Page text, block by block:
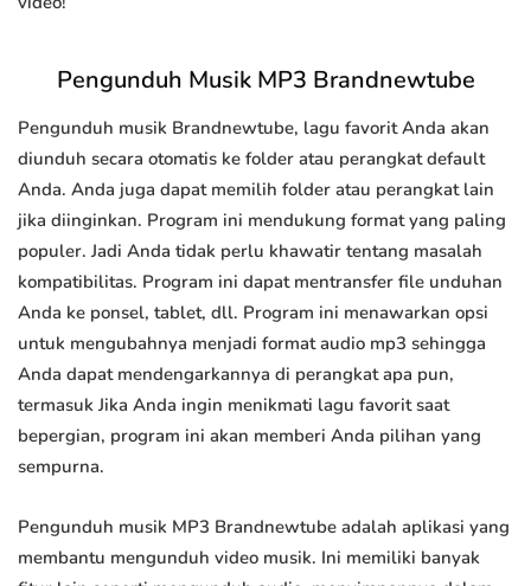
Pengunduh Musik MP3 Brandnewtube
Pengunduh musik Brandnewtube, lagu favorit Anda akan
diunduh secara otomatis ke folder atau perangkat default
Anda. Anda juga dapat memilih folder atau perangkat lain
jika diinginkan. Program ini mendukung format yang paling
populer. Jadi Anda tidak perlu khawatir tentang masalah
kompatibilitas. Program ini dapat mentransfer file unduhan
Anda ke ponsel, tablet, dll. Program ini menawarkan opsi
untuk mengubahnya menjadi format audio mp3 sehingga
Anda dapat mendengarkannya di perangkat apa pun,
termasuk Jika Anda ingin menikmati lagu favorit saat
bepergian, program ini akan memberi Anda pilihan yang
sempurna.
Pengunduh musik MP3 Brandnewtube adalah aplikasi yang
membantu mengunduh video musik. Ini memiliki banyak